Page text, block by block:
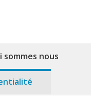
sommes nous